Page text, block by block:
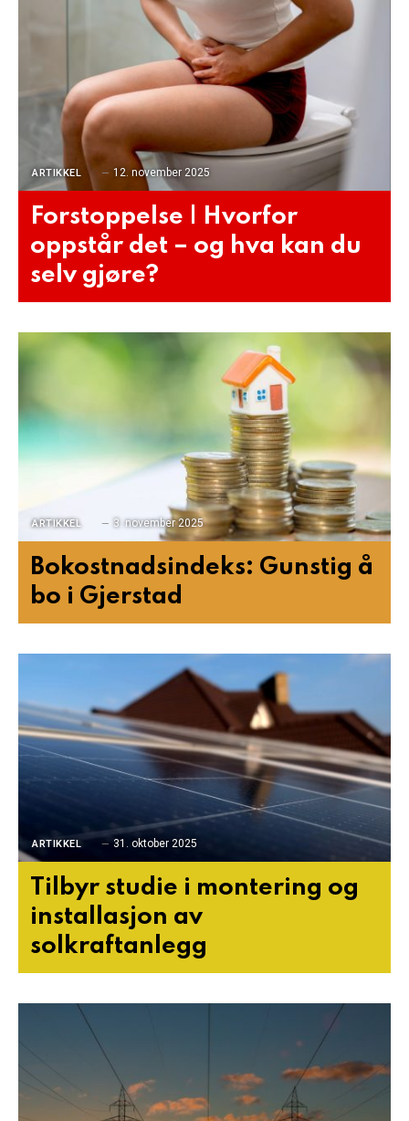
ARTIKKEL 12. november 2025
Forstoppelse | Hvorfor
oppstår det – og hva kan du
selv gjøre?
ARTIKKEL 3. november 2025
Bokostnadsindeks: Gunstig å
bo i Gjerstad
ARTIKKEL 31. oktober 2025
Tilbyr studie i montering og
installasjon av
solkraftanlegg